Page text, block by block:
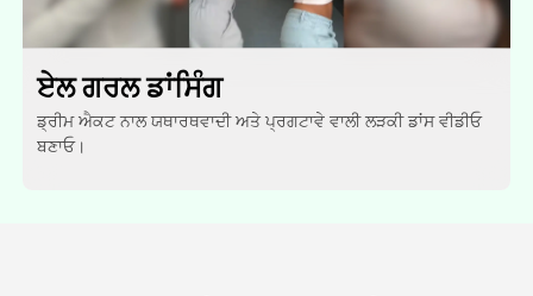
ਏਲ ਗਰਲ ਡਾਂਸਿੰਗ
ਡ੍ਰੀਮ ਐਕਟ ਨਾਲ ਯਥਾਰਥਵਾਦੀ ਅਤੇ ਪ੍ਰਗਟਾਵੇ ਵਾਲੀ ਲੜਕੀ ਡਾਂਸ ਵੀਡੀਓ
ਬਣਾਓ।